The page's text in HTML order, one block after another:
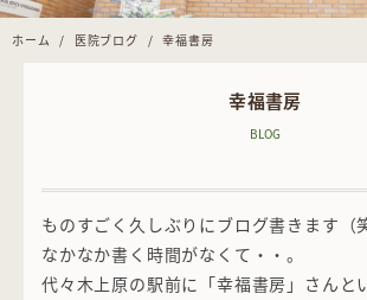
ホーム 医院ブログ 幸福書房
幸福書房
BLOG
ものすごく久しぶりにブログ書きます（
なかなか書く時間がなくて・・。
代々木上原の駅前に「幸福書房」さんと